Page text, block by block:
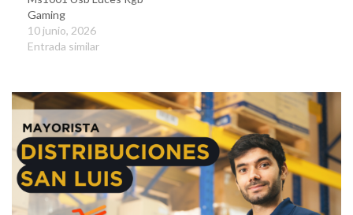
Gaming
10 junio, 2026
Entrada similar